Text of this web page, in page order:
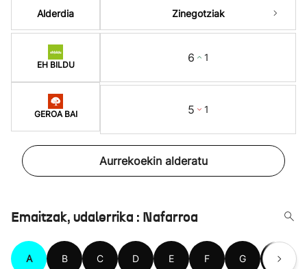
Alderdia
EH BILDU
GEROA BAI
Zinegotziak
6 1
5 1
Aurrekoekin alderatu
Emaitzak, udalerrika : Nafarroa
A B C D E F G H